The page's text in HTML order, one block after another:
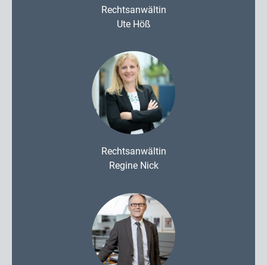
Rechtsanwältin
Ute Höß
Rechtsanwältin
Regine Nick